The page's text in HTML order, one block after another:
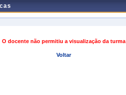
O docente não permitiu a visualização da turma
Voltar